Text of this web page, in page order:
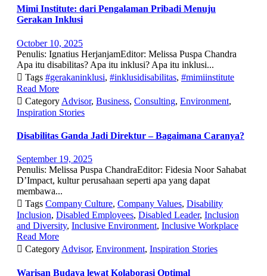
Mimi Institute: dari Pengalaman Pribadi Menuju
Gerakan Inklusi
October 10, 2025
Penulis: Ignatius HerjanjamEditor: Melissa Puspa Chandra
Apa itu disabilitas? Apa itu inklusi? Apa itu inklusi...
 Tags #gerakaninklusi, #inklusidisabilitas, #mimiinstitute
Read More
 Category Advisor, Business, Consulting, Environment,
Inspiration Stories
Disabilitas Ganda Jadi Direktur – Bagaimana Caranya?
September 19, 2025
Penulis: Melissa Puspa ChandraEditor: Fidesia Noor Sahabat
D’Impact, kultur perusahaan seperti apa yang dapat
membawa...
 Tags Company Culture, Company Values, Disability
Inclusion, Disabled Employees, Disabled Leader, Inclusion
and Diversity, Inclusive Environment, Inclusive Workplace
Read More
 Category Advisor, Environment, Inspiration Stories
Warisan Budaya lewat Kolaborasi Optimal